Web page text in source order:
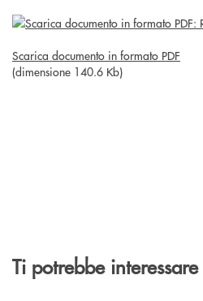
Scarica documento in formato PDF
(dimensione 140.6 Kb)
Ti potrebbe